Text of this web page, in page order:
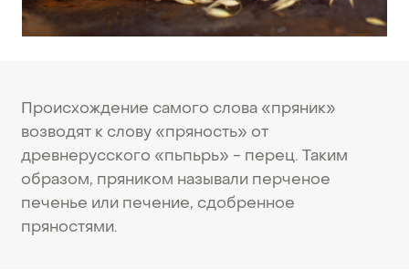
Происхождение самого слова «пряник»
возводят к слову «пряность» от
древнерусского «пьпьрь» - перец. Таким
образом, пряником называли перченое
печенье или печение, сдобренное
пряностями.